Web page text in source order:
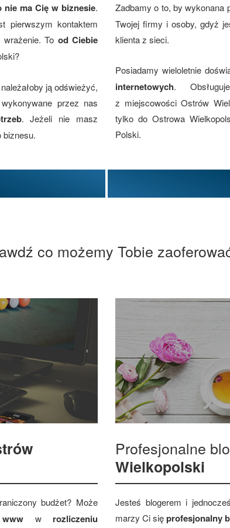
nie ma Cię w biznesie.
pierwszym kontaktem
To od Ciebie
ją odświeżyć,
przez nas
. Jeżeli nie masz
biznesu.
Zadbamy o to, by wykonana
Twojej firmy i osoby, gdyż
klienta z sieci.
Posiadamy wieloletnie
internetowych.
z miejscowości Ostrów
tylko do Ostrowa
Polski.
co możemy Tobie
budżet? Może
w rozliczeniu
Profesjonalne
Wielkopolski
Jesteś blogerem i
marzy Ci sięprofesjonalny